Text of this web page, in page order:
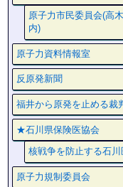
原子力市民委員会(高
内)
原子力資料情報室
反原発新聞
福井から原発を止める裁
★石川県保険医協会
核戦争を防止する石川
原子力規制委員会